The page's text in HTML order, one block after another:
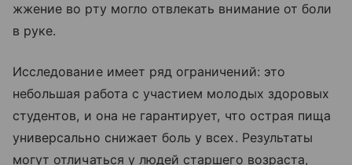
жжение во рту могло отвлекать внимание от боли
в руке.
Исследование имеет ряд ограничений: это
небольшая работа с участием молодых здоровых
студентов, и она не гарантирует, что острая пища
универсально снижает боль у всех. Результаты
могут отличаться у людей старшего возраста,